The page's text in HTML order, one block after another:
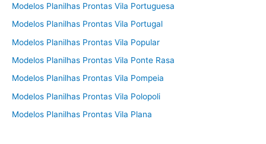
Modelos Planilhas Prontas Vila Portuguesa
Modelos Planilhas Prontas Vila Portugal
Modelos Planilhas Prontas Vila Popular
Modelos Planilhas Prontas Vila Ponte Rasa
Modelos Planilhas Prontas Vila Pompeia
Modelos Planilhas Prontas Vila Polopoli
Modelos Planilhas Prontas Vila Plana